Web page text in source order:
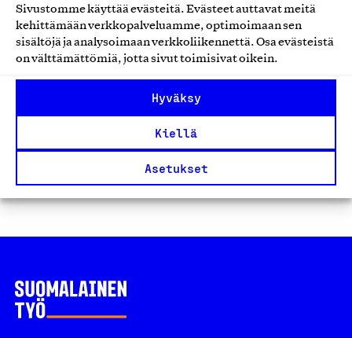
Sivustomme käyttää evästeitä. Evästeet auttavat meitä
kehittämään verkkopalveluamme, optimoimaan sen
sisältöjä ja analysoimaan verkkoliikennettä. Osa evästeistä
on välttämättömiä, jotta sivut toimisivat oikein.
Hyväksy
Kiellä
Asetukset
Nordic Herbs Oy, Tuote
Muut elintarvikkeet
Edellinen Seuraavat